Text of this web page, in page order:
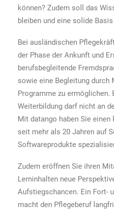
können? Zudem soll das
bleiben und eine solide
Bei ausländischen
der Phase der Ankunft und
berufsbegleitende
sowie eine Begleitung durch
Programme zu ermöglichen.
Weiterbildung darf nicht an
Mit datango haben Sie einen
seit mehr als 20 Jahren auf
Softwareprodukte
Zudem eröffnen Sie ihren
Lerninhalten neue
Aufstiegschancen. Ein Fort-
macht den Pflegeberuf